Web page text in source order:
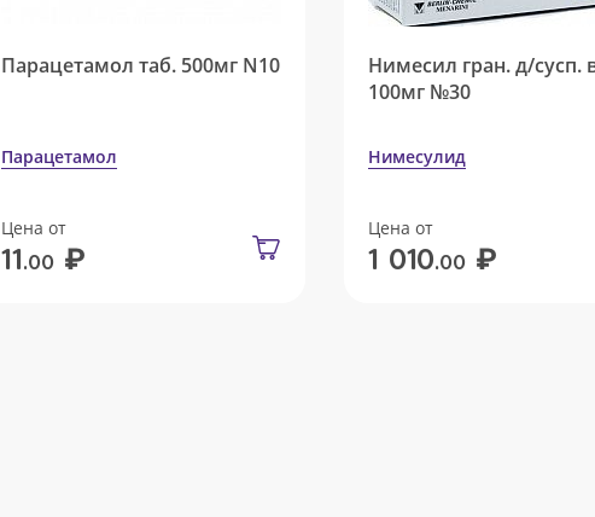
Парацетамол таб. 500мг N10
Парацетамол
Цена от
11.00 ₽
Нимесил гран. д/сусп.
100мг №30
Нимесулид
Цена от
1 010.00 ₽